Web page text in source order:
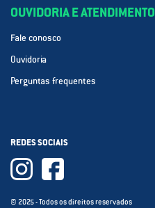
OUVIDORIA E ATENDIMENTO
Fale conosco
Ouvidoria
Perguntas frequentes
REDES SOCIAIS
© 2025 - Todos os direitos reservados